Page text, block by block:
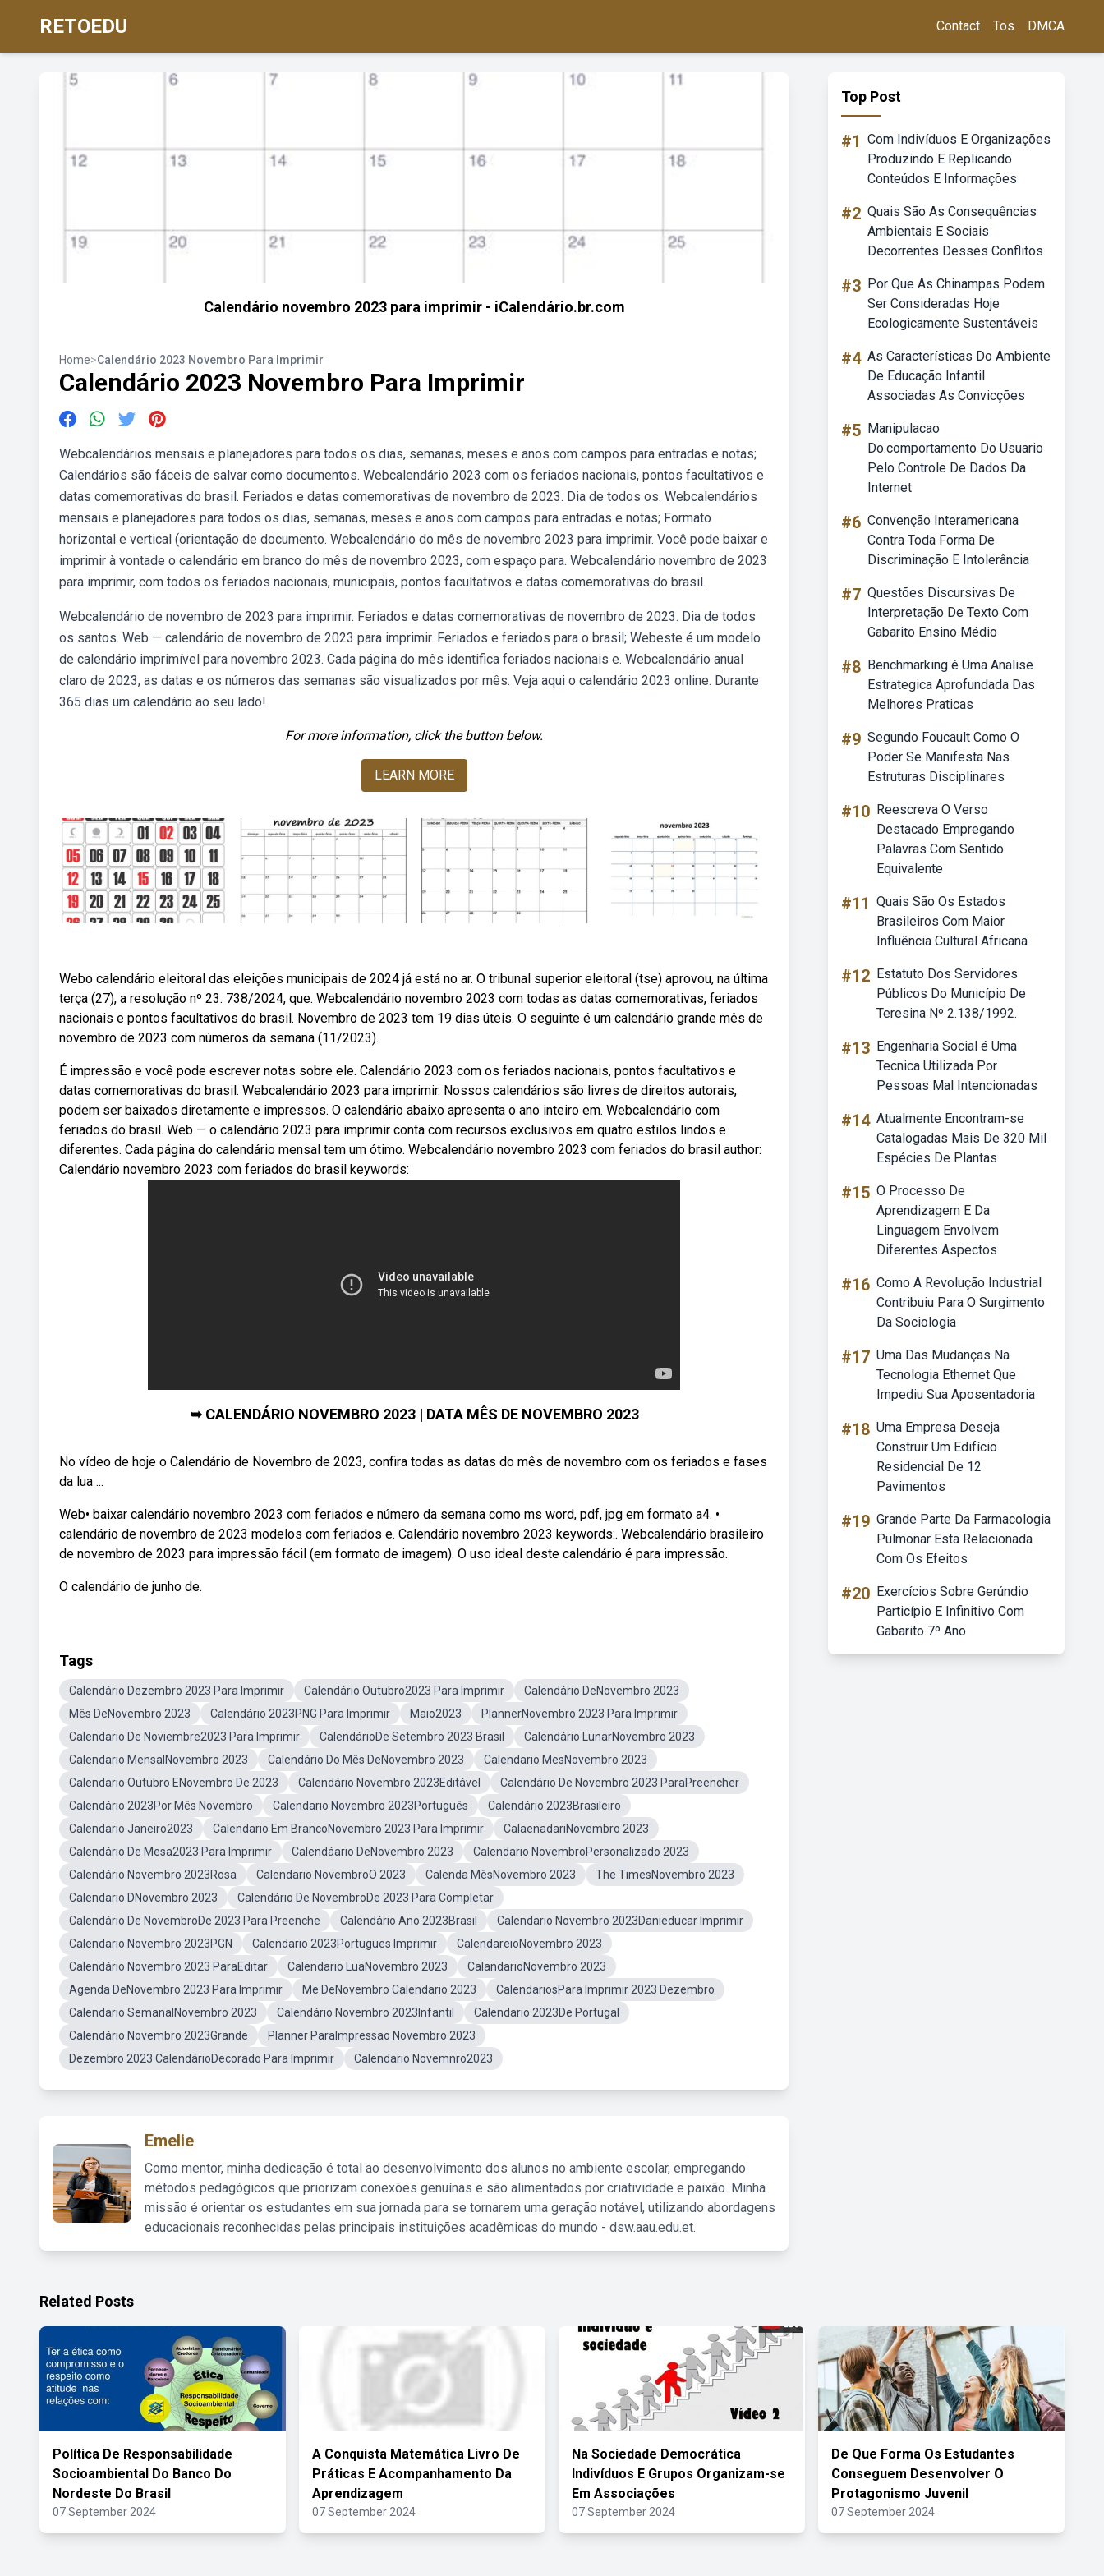
RETOEDU Contact Tos DMCA
Calendário novembro 2023 para imprimir - iCalendário.br.com
Home>Calendário 2023 Novembro Para Imprimir
Calendário 2023 Novembro Para Imprimir
Webcalendários mensais e planejadores para todos os dias, semanas, meses e anos com campos para entradas e notas;
Calendários são fáceis de salvar como documentos. Webcalendário 2023 com os feriados nacionais, pontos facultativos e
datas comemorativas do brasil. Feriados e datas comemorativas de novembro de 2023. Dia de todos os. Webcalendários
mensais e planejadores para todos os dias, semanas, meses e anos com campos para entradas e notas; Formato
horizontal e vertical (orientação de documento. Webcalendário do mês de novembro 2023 para imprimir. Você pode baixar e
imprimir à vontade o calendário em branco do mês de novembro 2023, com espaço para. Webcalendário novembro de 2023
para imprimir, com todos os feriados nacionais, municipais, pontos facultativos e datas comemorativas do brasil.
Webcalendário de novembro de 2023 para imprimir. Feriados e datas comemorativas de novembro de 2023. Dia de todos
os santos. Web — calendário de novembro de 2023 para imprimir. Feriados e feriados para o brasil; Webeste é um modelo
de calendário imprimível para novembro 2023. Cada página do mês identifica feriados nacionais e. Webcalendário anual
claro de 2023, as datas e os números das semanas são visualizados por mês. Veja aqui o calendário 2023 online. Durante
365 dias um calendário ao seu lado!
For more information, click the button below.
LEARN MORE
Webo calendário eleitoral das eleições municipais de 2024 já está no ar. O tribunal superior eleitoral (tse) aprovou, na última
terça (27), a resolução nº 23. 738/2024, que. Webcalendário novembro 2023 com todas as datas comemorativas, feriados
nacionais e pontos facultativos do brasil. Novembro de 2023 tem 19 dias úteis. O seguinte é um calendário grande mês de
novembro de 2023 com números da semana (11/2023).
É impressão e você pode escrever notas sobre ele. Calendário 2023 com os feriados nacionais, pontos facultativos e
datas comemorativas do brasil. Webcalendário 2023 para imprimir. Nossos calendários são livres de direitos autorais,
podem ser baixados diretamente e impressos. O calendário abaixo apresenta o ano inteiro em. Webcalendário com
feriados do brasil. Web — o calendário 2023 para imprimir conta com recursos exclusivos em quatro estilos lindos e
diferentes. Cada página do calendário mensal tem um ótimo. Webcalendário novembro 2023 com feriados do brasil author:
Calendário novembro 2023 com feriados do brasil keywords:
➥ CALENDÁRIO NOVEMBRO 2023 | DATA MÊS DE NOVEMBRO 2023
No vídeo de hoje o Calendário de Novembro de 2023, confira todas as datas do mês de novembro com os feriados e fases
da lua ...
Web• baixar calendário novembro 2023 com feriados e número da semana como ms word, pdf, jpg em formato a4. •
calendário de novembro de 2023 modelos com feriados e. Calendário novembro 2023 keywords:. Webcalendário brasileiro
de novembro de 2023 para impressão fácil (em formato de imagem). O uso ideal deste calendário é para impressão.
O calendário de junho de.
Tags
Calendário Dezembro 2023 Para Imprimir Calendário Outubro2023 Para Imprimir
Calendário DeNovembro 2023
Mês DeNovembro 2023
Calendário 2023PNG Para Imprimir Maio2023
PlannerNovembro 2023 Para Imprimir
Calendario De Noviembre2023 Para Imprimir
CalendárioDe Setembro 2023 Brasil
Calendário LunarNovembro 2023
Calendario MensalNovembro 2023
Calendário Do Mês DeNovembro 2023
Calendario MesNovembro 2023
Calendario Outubro ENovembro De 2023
Calendário Novembro 2023Editável
Calendário De Novembro 2023 ParaPreencher
Calendário 2023Por Mês Novembro
Calendario Novembro 2023Português
Calendário 2023Brasileiro
Calendario Janeiro2023
Calendario Em BrancoNovembro 2023 Para Imprimir
CalaenadariNovembro 2023
Calendário De Mesa2023 Para Imprimir
Calendáario DeNovembro 2023
Calendario NovembroPersonalizado 2023
Calendário Novembro 2023Rosa
Calendario NovembroO 2023 Calenda MêsNovembro 2023
The TimesNovembro 2023
Calendario DNovembro 2023
Calendário De NovembroDe 2023 Para Completar
Calendário De NovembroDe 2023 Para Preenche
Calendário Ano 2023Brasil
Calendario Novembro 2023Danieducar Imprimir
Calendario Novembro 2023PGN
Calendario 2023Portugues Imprimir
CalendareioNovembro 2023
Calendário Novembro 2023 ParaEditar
Calendario LuaNovembro 2023
CalandarioNovembro 2023
Agenda DeNovembro 2023 Para Imprimir
Me DeNovembro Calendario 2023
CalendariosPara Imprimir 2023 Dezembro
Calendario SemanalNovembro 2023
Calendário Novembro 2023Infantil
Calendario 2023De Portugal
Calendário Novembro 2023Grande
Planner ParaImpressao Novembro 2023
Dezembro 2023 CalendárioDecorado Para Imprimir
Calendario Novemnro2023
Emelie
Como mentor, minha dedicação é total ao desenvolvimento dos alunos no ambiente escolar, empregando
métodos pedagógicos que priorizam conexões genuínas e são alimentados por criatividade e paixão. Minha
missão é orientar os estudantes em sua jornada para se tornarem uma geração notável, utilizando abordagens
educacionais reconhecidas pelas principais instituições acadêmicas do mundo - dsw.aau.edu.et.
Top Post
#1 Com Indivíduos E Organizações
Produzindo E Replicando
Conteúdos E Informações
#2 Quais São As Consequências
Ambientais E Sociais
Decorrentes Desses Conflitos
#3 Por Que As Chinampas Podem
Ser Consideradas Hoje
Ecologicamente Sustentáveis
#4 As Características Do Ambiente
De Educação Infantil
Associadas As Convicções
#5 Manipulacao
Do.comportamento Do Usuario
Pelo Controle De Dados Da
Internet
#6 Convenção Interamericana
Contra Toda Forma De
Discriminação E Intolerância
#7 Questões Discursivas De
Interpretação De Texto Com
Gabarito Ensino Médio
#8 Benchmarking é Uma Analise
Estrategica Aprofundada Das
Melhores Praticas
#9 Segundo Foucault Como O
Poder Se Manifesta Nas
Estruturas Disciplinares
#10 Reescreva O Verso
Destacado Empregando
Palavras Com Sentido
Equivalente
#11 Quais São Os Estados
Brasileiros Com Maior
Influência Cultural Africana
#12 Estatuto Dos Servidores
Públicos Do Município De
Teresina Nº 2.138/1992.
#13 Engenharia Social é Uma
Tecnica Utilizada Por
Pessoas Mal Intencionadas
#14 Atualmente Encontram-se
Catalogadas Mais De 320 Mil
Espécies De Plantas
#15 O Processo De
Aprendizagem E Da
Linguagem Envolvem
Diferentes Aspectos
#16 Como A Revolução Industrial
Contribuiu Para O Surgimento
Da Sociologia
#17 Uma Das Mudanças Na
Tecnologia Ethernet Que
Impediu Sua Aposentadoria
#18 Uma Empresa Deseja
Construir Um Edifício
Residencial De 12
Pavimentos
#19 Grande Parte Da Farmacologia
Pulmonar Esta Relacionada
Com Os Efeitos
#20 Exercícios Sobre Gerúndio
Particípio E Infinitivo Com
Gabarito 7º Ano
Related Posts
Política De Responsabilidade
Socioambiental Do Banco Do
Nordeste Do Brasil
07 September 2024
A Conquista Matemática Livro De
Práticas E Acompanhamento Da
Aprendizagem
07 September 2024
Na Sociedade Democrática
Indivíduos E Grupos Organizam-se
Em Associações
07 September 2024
De Que Forma Os Estudantes
Conseguem Desenvolver O
Protagonismo Juvenil
07 September 2024